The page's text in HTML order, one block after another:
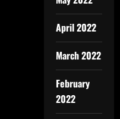
April 2022
March 2022
February
2022